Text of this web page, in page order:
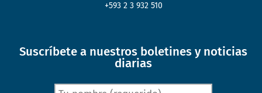
+593 2 3 932 510
Suscríbete a nuestros boletines y noticias
diarias